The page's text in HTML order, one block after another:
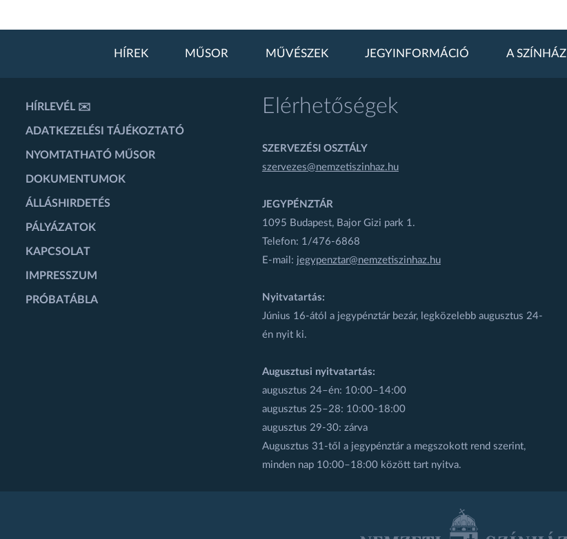
HÍREK MŰSOR MŰVÉSZEK JEGYINFORMÁCIÓ A SZÍNHÁZ
HÍRLEVÉL ✉️
ADATKEZELÉSI TÁJÉKOZTATÓ
NYOMTATHATÓ MŰSOR
DOKUMENTUMOK
ÁLLÁSHIRDETÉS
PÁLYÁZATOK
KAPCSOLAT
IMPRESSZUM
PRÓBATÁBLA
Elérhetőségek
SZERVEZÉSI OSZTÁLY
szervezes@nemzetiszinhaz.hu
JEGYPÉNZTÁR
1095 Budapest, Bajor Gizi park 1.
Telefon: 1/476-6868
E-mail: jegypenztar@nemzetiszinhaz.hu
Nyitvatartás:
Június 16-ától a jegypénztár bezár, legközelebb augusztus 24-
én nyit ki.
Augusztusi nyitvatartás:
augusztus 24–én: 10:00–14:00
augusztus 25–28: 10:00-18:00
augusztus 29-30: zárva
Augusztus 31-től a jegypénztár a megszokott rend szerint,
minden nap 10:00–18:00 között tart nyitva.